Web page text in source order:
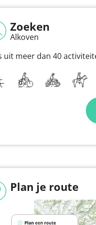
Zoeken
Alkoven
uit meer dan 40
Plan je route